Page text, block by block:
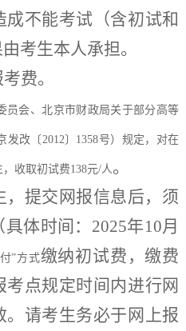
不能考试（含初试和
考生本人承担。
费。
员会、北京市财政局关于部分高等
发改〔2012〕1358号）规定，对在
收取初试费138元/人 。
，提交网报信息后，须
体时间： 2025年10月
”方式缴纳初试费，缴费
考点规定时间内进行网
请考生务必于网上报